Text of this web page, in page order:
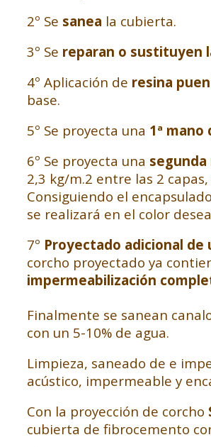
2º Se sanea la cubierta.
3º Se reparan o sustituyen
4º Aplicación de resina
base.
5º Se proyecta una 1ª
6º Se proyecta una
2,3 kg/m.2 entre las 2
Consiguiendo el
se realizará en el color
7º Proyectado adicional
corcho proyectado ya
impermeabilización
Finalmente se sanean
con un 5-10% de agua.
Limpieza, saneado de e
acústico, impermeable y
Con la proyección de corcho
cubierta de fibrocemento